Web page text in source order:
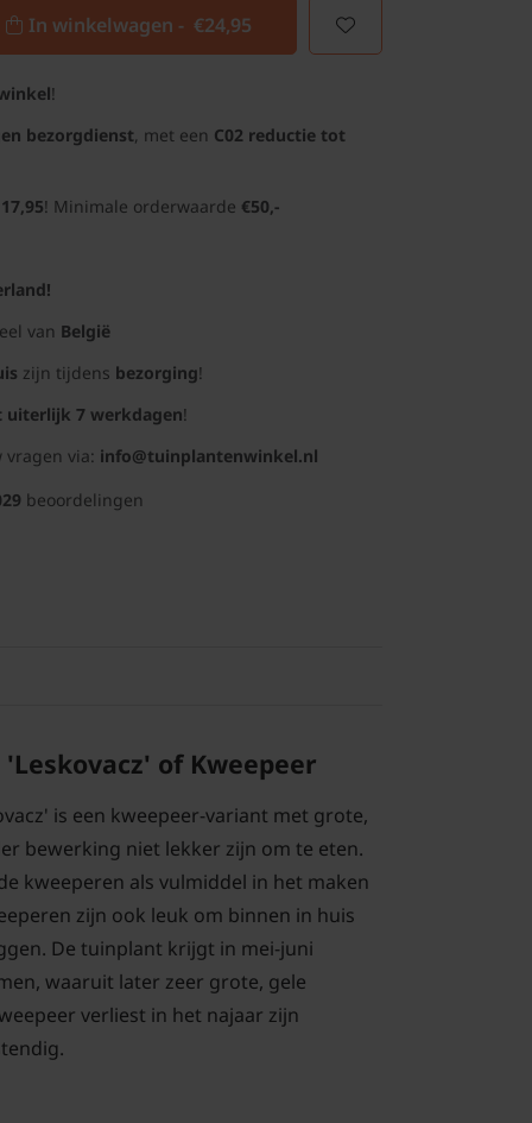
In winkelwagen - €24,95
!
bezorgdienst, met een C02 reductie tot
! Minimale orderwaarde €50,-
van België
zijn tijdens bezorging!
uiterlijk 7 werkdagen!
vragen via: info@tuinplantenwinkel.nl
beoordelingen
of Kweepeer
is een kweepeer-variant met grote,
bewerking niet lekker zijn om te eten.
kweeperen als vulmiddel in het maken
zijn ook leuk om binnen in huis
De tuinplant krijgt in mei-juni
waaruit later zeer grote, gele
verliest in het najaar zijn